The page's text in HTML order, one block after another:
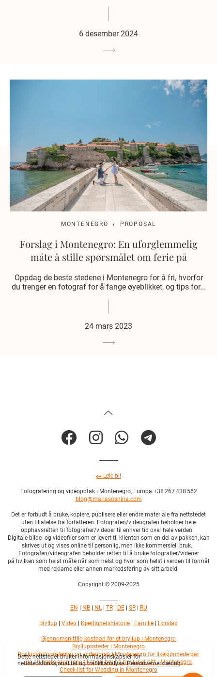
6 desember 2024
MONTENEGRO PROPOSAL
Forslag i Montenegro: En uforglemmelig
måte å stille spørsmålet om ferie på
Oppdag de beste stedene i Montenegro for å fri, hvorfor
du trenger en fotograf for å fange øyeblikket, og tips for...
24 mars 2023
-------------
🚗 L eie bil
Fotografering og videopptak i Montenegro, Europa.+38 267 438 562
blog@mariasosnina.com
Det er forbudt å bruke, kopiere, publisere eller endre materiale fra nettstedet
uten tillatelse fra forfatteren. Fotografen/videografen beholder hele
opphavsretten til fotografier/videoer til enhver tid over hele verden.
Digitale bilde- og videofiler som er levert til klienten som en del av pakken, kan
skrives ut og vises online til personlig, men ikke kommersiell bruk.
Fotografen/videografen beholder retten til å bruke fotografier/videoer
på hvilken som helst måte når som helst og hvor som helst i verden til formål
med reklame eller annen markedsføring av sitt arbeid.
Copyright © 2009-2025
-------------
EN | NB| NL | TR| DE| SR| RU
Bryllup | Video | Kjærlighetshistorie | Familie | Forslag
Gjennomsnittlig kostnad for et bryllup i Montenegro
Bryllupssteder i Montenegro
Bryllupsfotografering og -videografi i Montenegro for likekjønnede par
De 10 beste grunnene til at du bør ha bryllupet ditt i Montenegro
Check-list for Wedding in Montenegro
Dette nettstedet bruker informasjonskapsler for
nettstedsfunksjonalitet og trafikkanalyse.Personvernerklæring